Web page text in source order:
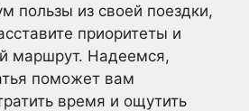
пользы из своей поездки,
приоритеты и
маршрут. Надеемся,
поможет вам
время и ощутить